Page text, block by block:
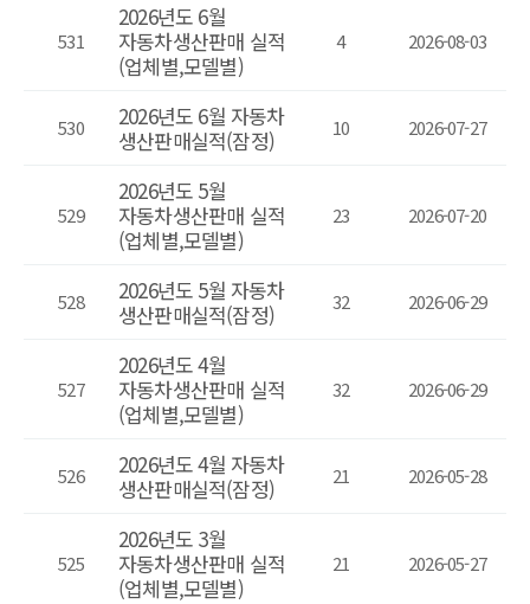
531
2026년도 6월
자동차생산판매 실적
(업체별,모델별)
4 2026-08-03
530
2026년도 6월 자동차
생산판매실적(잠정)
10 2026-07-27
529
2026년도 5월
자동차생산판매 실적
(업체별,모델별)
23 2026-07-20
528
2026년도 5월 자동차
생산판매실적(잠정)
32 2026-06-29
527
2026년도 4월
자동차생산판매 실적
(업체별,모델별)
32 2026-06-29
526
2026년도 4월 자동차
생산판매실적(잠정)
21 2026-05-28
525
2026년도 3월
자동차생산판매 실적
(업체별,모델별)
21 2026-05-27